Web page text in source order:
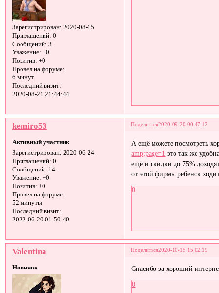
Зарегистрирован: 2020-08-15
Приглашений: 0
Сообщений: 3
Уважение: +0
Позитив: +0
Провел на форуме:
6 минут
Последний визит:
2020-08-21 21:44:44
Поделиться2020-09-20 00:47:12
kemiro53
Активный участник
Зарегистрирован: 2020-06-24
Приглашений: 0
Сообщений: 14
Уважение: +0
Позитив: +0
Провел на форуме:
52 минуты
Последний визит:
2022-06-20 01:50:40
А ещё можете посмотреть
amp;page=1 это так же
ещё и скидки до 75%
от этой фирмы ребенок
0
Поделиться2020-10-15 15:02:19
Valentina
Новичок Спасибо за хороший
0